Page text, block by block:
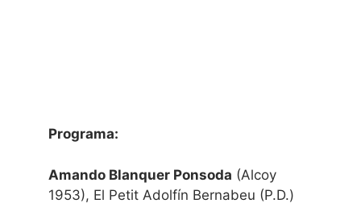
Programa:
Amando Blanquer Ponsoda (Alcoy
1953), El Petit Adolfín Bernabeu (P.D.)